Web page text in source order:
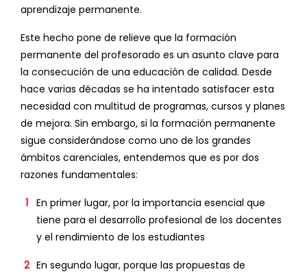
aprendizaje permanente.
Este hecho pone de relieve que la formación
permanente del profesorado es un asunto clave para
la consecución de una educación de calidad. Desde
hace varias décadas se ha intentado satisfacer esta
necesidad con multitud de programas, cursos y planes
de mejora. Sin embargo, si la formación permanente
sigue considerándose como uno de los grandes
ámbitos carenciales, entendemos que es por dos
razones fundamentales:
En primer lugar, por la importancia esencial que
tiene para el desarrollo profesional de los docentes
y el rendimiento de los estudiantes
En segundo lugar, porque las propuestas de